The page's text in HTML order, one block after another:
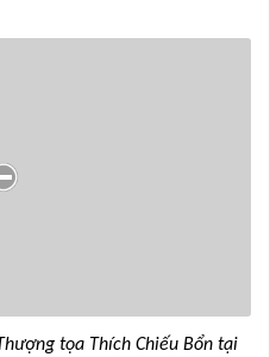
tọa Thích Chiếu Bổn tại